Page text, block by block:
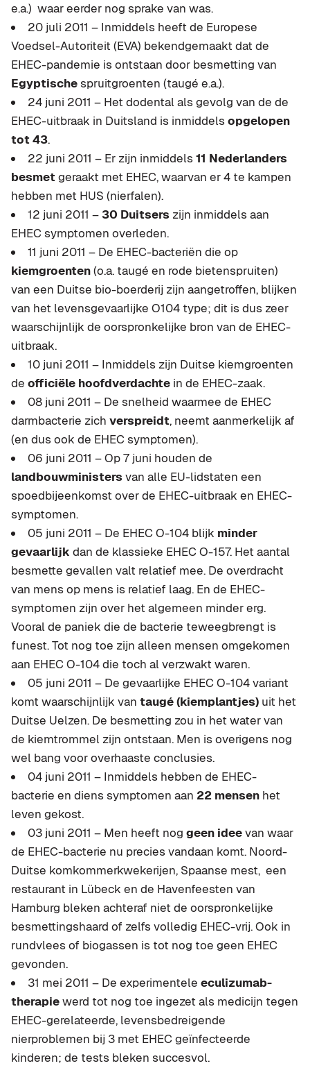
e.a.) waar eerder nog sprake van was.
20 juli 2011 – Inmiddels heeft de Europese
Voedsel-Autoriteit (EVA) bekendgemaakt dat de
EHEC-pandemie is ontstaan door besmetting van
Egyptischespruitgroenten (taugé e.a.).
24 juni 2011 – Het dodental als gevolg van de de
EHEC-uitbraak in Duitsland is inmiddelsopgelopen
tot 43.
22 juni 2011 – Er zijn inmiddels11 Nederlanders
besmetgeraakt met EHEC, waarvan er 4 te kampen
hebben met HUS (nierfalen).
12 juni 2011 –30 Duitsers zijn inmiddels aan
EHEC symptomen overleden.
11 juni 2011 – De EHEC-bacteriën die op
kiemgroenten(o.a. taugé en rode bietenspruiten)
van een Duitse bio-boerderij zijn aangetroffen, blijken
van het levensgevaarlijke O104 type; dit is dus zeer
waarschijnlijk de oorspronkelijke bron van de EHEC-
uitbraak.
10 juni 2011 – Inmiddels zijn Duitse kiemgroenten
de officiële hoofdverdachte in de EHEC-zaak.
08 juni 2011 – De snelheid waarmee de EHEC
darmbacterie zich verspreidt, neemt aanmerkelijk af
(en dus ook de EHEC symptomen).
06 juni 2011 – Op 7 juni houden de
landbouwministers van alle EU-lidstaten een
spoedbijeenkomst over de EHEC-uitbraak en EHEC-
symptomen.
05 juni 2011 – De EHEC O-104 blijk minder
gevaarlijk dan de klassieke EHEC O-157. Het aantal
besmette gevallen valt relatief mee. De overdracht
van mens op mens is relatief laag. En de EHEC-
symptomen zijn over het algemeen minder erg.
Vooral de paniek die de bacterie teweegbrengt is
funest. Tot nog toe zijn alleen mensen omgekomen
aan EHEC O-104 die toch al verzwakt waren.
05 juni 2011 – De gevaarlijke EHEC O-104 variant
komt waarschijnlijk van taugé (kiemplantjes) uit het
Duitse Uelzen. De besmetting zou in het water van
de kiemtrommel zijn ontstaan. Men is overigens nog
wel bang voor overhaaste conclusies.
04 juni 2011 – Inmiddels hebben de EHEC-
bacterie en diens symptomen aan 22 mensen het
leven gekost.
03 juni 2011 – Men heeft nog geen ideevan waar
de EHEC-bacterie nu precies vandaan komt. Noord-
Duitse komkommerkwekerijen, Spaanse mest, een
restaurant in Lübeck en de Havenfeesten van
Hamburg bleken achteraf niet de oorspronkelijke
besmettingshaard of zelfs volledig EHEC-vrij. Ook in
rundvlees of biogassen is tot nog toe geen EHEC
gevonden.
31 mei 2011 – De experimentele eculizumab-
therapiewerd tot nog toe ingezet als medicijn tegen
EHEC-gerelateerde, levensbedreigende
nierproblemen bij 3 met EHEC geïnfecteerde
kinderen; de tests bleken succesvol.